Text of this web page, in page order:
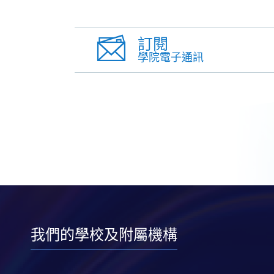
訂閱
學院電子通訊
我們的學校及附屬機構